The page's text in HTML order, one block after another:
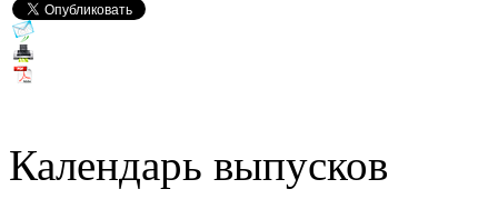
Календарь выпусков